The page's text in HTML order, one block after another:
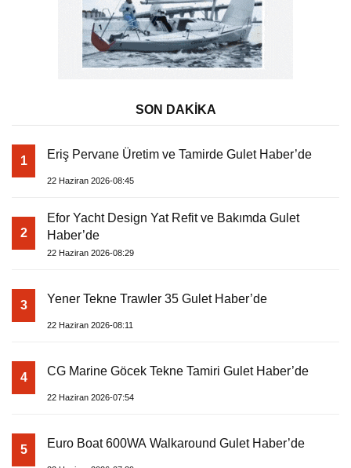
SON DAKİKA
1 Eriş Pervane Üretim ve Tamirde Gulet Haber’de
22 Haziran 2026-08:45
2
Efor Yacht Design Yat Refit ve Bakımda Gulet
Haber’de
22 Haziran 2026-08:29
3 Yener Tekne Trawler 35 Gulet Haber’de
22 Haziran 2026-08:11
4 CG Marine Göcek Tekne Tamiri Gulet Haber’de
22 Haziran 2026-07:54
5 Euro Boat 600WA Walkaround Gulet Haber’de